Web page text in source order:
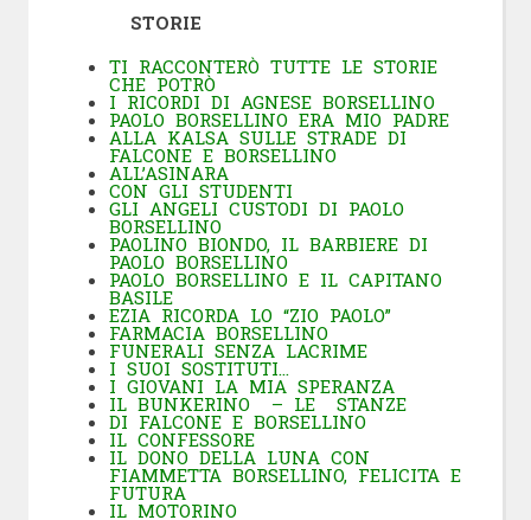
STORIE
TI RACCONTERÒ TUTTE LE STORIE
CHE POTRÒ
I RICORDI DI AGNESE BORSELLINO
PAOLO BORSELLINO ERA MIO PADRE
ALLA KALSA SULLE STRADE DI
FALCONE E BORSELLINO
ALL’ASINARA
CON GLI STUDENTI
GLI ANGELI CUSTODI DI PAOLO
BORSELLINO
PAOLINO BIONDO, IL BARBIERE DI
PAOLO BORSELLINO
PAOLO BORSELLINO E IL CAPITANO
BASILE
EZIA RICORDA LO “ZIO PAOLO”
FARMACIA BORSELLINO
FUNERALI SENZA LACRIME
I SUOI SOSTITUTI…
I GIOVANI LA MIA SPERANZA
IL BUNKERINO – LE STANZE
DI FALCONE E BORSELLINO
IL CONFESSORE
IL DONO DELLA LUNA CON
FIAMMETTA BORSELLINO, FELICITA E
FUTURA
IL MOTORINO